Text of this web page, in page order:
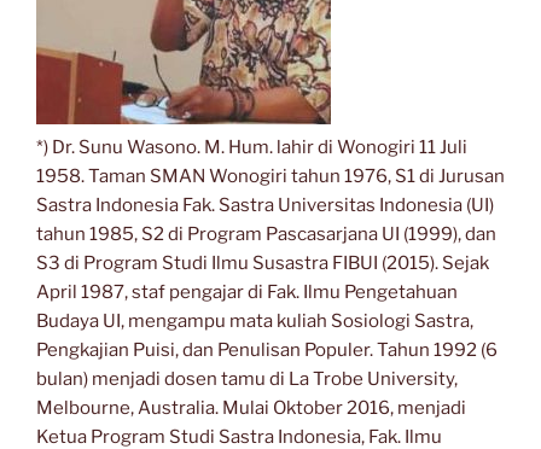
*) Dr. Sunu Wasono. M. Hum. lahir di Wonogiri 11 Juli
1958. Taman SMAN Wonogiri tahun 1976, S1 di Jurusan
Sastra Indonesia Fak. Sastra Universitas Indonesia (UI)
tahun 1985, S2 di Program Pascasarjana UI (1999), dan
S3 di Program Studi Ilmu Susastra FIBUI (2015). Sejak
April 1987, staf pengajar di Fak. Ilmu Pengetahuan
Budaya UI, mengampu mata kuliah Sosiologi Sastra,
Pengkajian Puisi, dan Penulisan Populer. Tahun 1992 (6
bulan) menjadi dosen tamu di La Trobe University,
Melbourne, Australia. Mulai Oktober 2016, menjadi
Ketua Program Studi Sastra Indonesia, Fak. Ilmu